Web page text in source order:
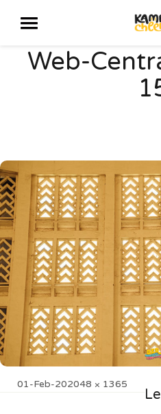
Web-
Posted
01-Feb-20Full
2048 × 1365